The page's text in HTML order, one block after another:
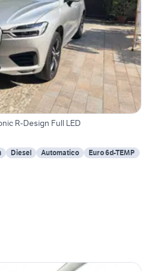
R-Design Full LED
Diesel Automatico Euro 6d-TEMP